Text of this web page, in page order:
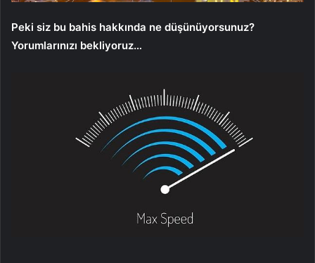
Peki siz bu bahis hakkında ne düşünüyorsunuz?
Yorumlarınızı bekliyoruz…